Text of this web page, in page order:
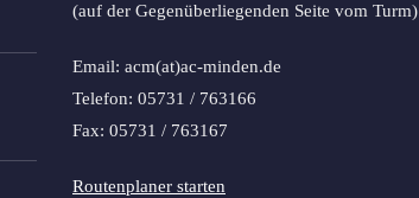
(auf der Gegenüberliegenden Seite vom Turm)
Email: acm(at)ac-minden.de
Telefon: 05731 / 763166
Fax: 05731 / 763167
Routenplaner starten